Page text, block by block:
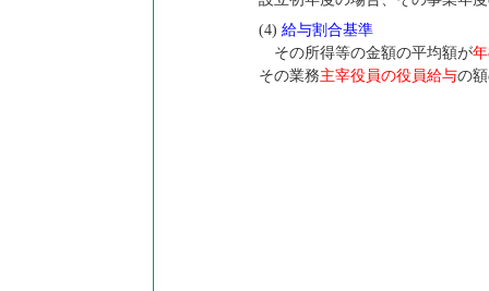
(4) 給与割合基準
その所得等の金額の平均額が
その業務主宰役員の役員給与の